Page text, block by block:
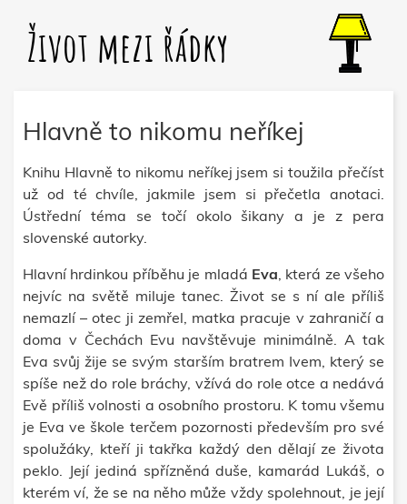
Život mezi řádky
Hlavně to nikomu neříkej
Knihu Hlavně to nikomu neříkej jsem si toužila přečíst
už od té chvíle, jakmile jsem si přečetla anotaci.
Ústřední téma se točí okolo šikany a je z pera
slovenské autorky.
Hlavní hrdinkou příběhu je mladá Eva, která ze všeho
nejvíc na světě miluje tanec. Život se s ní ale příliš
nemazlí – otec ji zemřel, matka pracuje v zahraničí a
doma v Čechách Evu navštěvuje minimálně. A tak
Eva svůj žije se svým starším bratrem Ivem, který se
spíše než do role bráchy, vžívá do role otce a nedává
Evě příliš volnosti a osobního prostoru. K tomu všemu
je Eva ve škole terčem pozornosti především pro své
spolužáky, kteří ji takřka každý den dělají ze života
peklo. Její jediná spřízněná duše, kamarád Lukáš, o
kterém ví, že se na něho může vždy spolehnout, je její